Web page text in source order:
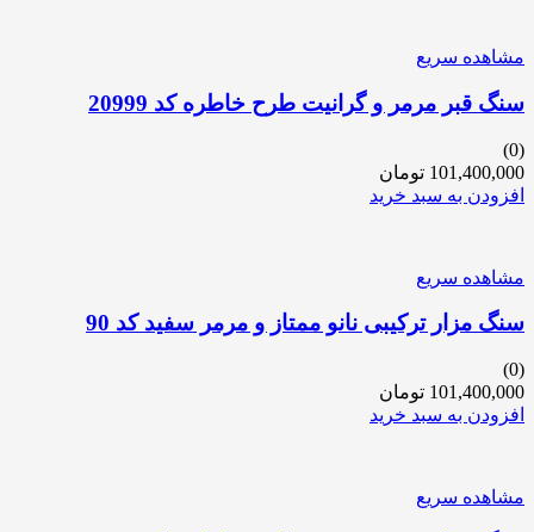
مشاهده سریع
سنگ قبر مرمر و گرانیت طرح خاطره کد 20999
(0)
101,400,000 تومان
افزودن به سبد خرید
مشاهده سریع
سنگ مزار ترکیبی نانو ممتاز و مرمر سفید کد 90
(0)
101,400,000 تومان
افزودن به سبد خرید
مشاهده سریع